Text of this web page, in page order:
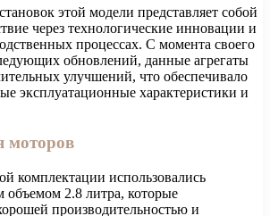
этой модели представляет собой
через технологические инновации и
процессах. С момента своего
обновлений, данные агрегаты
улучшений, что обеспечивало
эксплуатационные характеристики и
моторов
комплектации использовались
объемом 2.8 литра, которые
производительностью и